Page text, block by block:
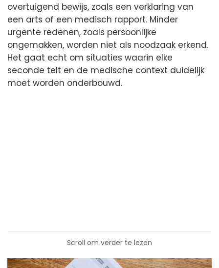
overtuigend bewijs, zoals een verklaring van
een arts of een medisch rapport. Minder
urgente redenen, zoals persoonlijke
ongemakken, worden niet als noodzaak erkend.
Het gaat echt om situaties waarin elke
seconde telt en de medische context duidelijk
moet worden onderbouwd.
Scroll om verder te lezen